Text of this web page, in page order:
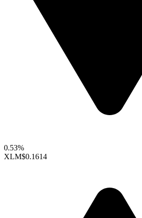
0.53%
XLM$0.1614